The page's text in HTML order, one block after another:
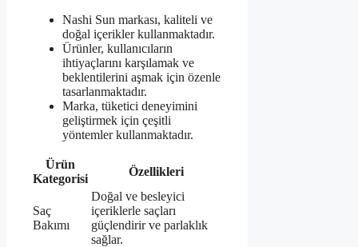
Nashi Sun markası, kaliteli ve
doğal içerikler kullanmaktadır.
Ürünler, kullanıcıların
ihtiyaçlarını karşılamak ve
beklentilerini aşmak için özenle
tasarlanmaktadır.
Marka, tüketici deneyimini
geliştirmek için çeşitli
yöntemler kullanmaktadır.
Ürün
Kategorisi
Özellikleri
Saç
Bakımı
Doğal ve besleyici
içeriklerle saçları
güçlendirir ve parlaklık
sağlar.